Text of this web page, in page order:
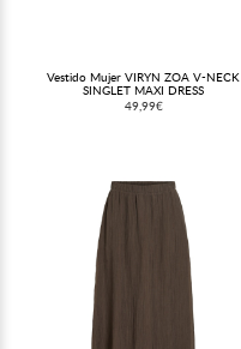
Vestido Mujer VIRYN ZOA V-NECK
SINGLET MAXI DRESS
49,99€